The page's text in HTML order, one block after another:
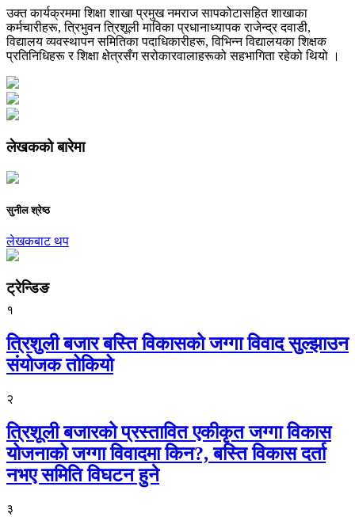
उक्त कार्यक्रममा शिक्षा शाखा प्रमुख नमराज सापकोटासहित शाखाका
कर्मचारीहरू, त्रिभुवन त्रिशूली माविका प्रधानाध्यापक राजेन्द्र दवाडी,
विद्यालय व्यवस्थापन समितिका पदाधिकारीहरू, विभिन्न विद्यालयका शिक्षक
प्रतिनिधिहरू र शिक्षा क्षेत्रसँग सरोकारवालाहरूको सहभागिता रहेको थियो ।
लेखकको बारेमा
सुनील श्रेष्ठ
लेखकबाट थप
ट्रेन्डिङ
१
त्रिशुली बजार बस्ति विकासको जग्गा विवाद सुल्झाउन
संयोजक तोकियो
२
त्रिशूली बजारको प्रस्तावित एकीकृत जग्गा विकास
योजनाको जग्गा विवादमा किन?, बस्ति विकास दर्ता
नभए समिति विघटन हुने
३